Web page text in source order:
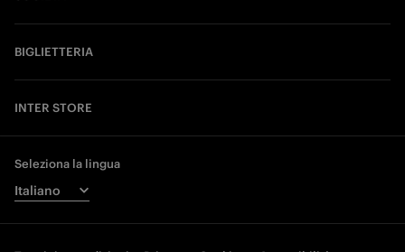
BIGLIETTERIA
INTER STORE
Seleziona la lingua